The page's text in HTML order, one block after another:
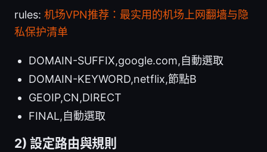
rules: 机场VPN推荐：最实用的机场上网翻墙与隐
私保护清单
DOMAIN-SUFFIX,google.com,自動選取
DOMAIN-KEYWORD,netflix,節點B
GEOIP,CN,DIRECT
FINAL,自動選取
2) 設定路由與規則